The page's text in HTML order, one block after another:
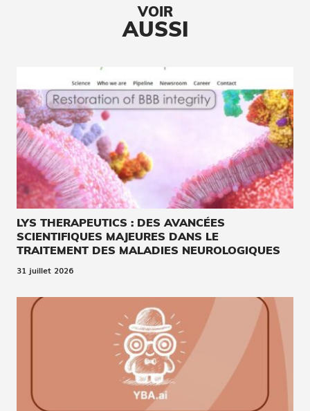
VOIR
AUSSI
LYS THERAPEUTICS : DES AVANCÉES
SCIENTIFIQUES MAJEURES DANS LE
TRAITEMENT DES MALADIES NEUROLOGIQUES
31 juillet 2026